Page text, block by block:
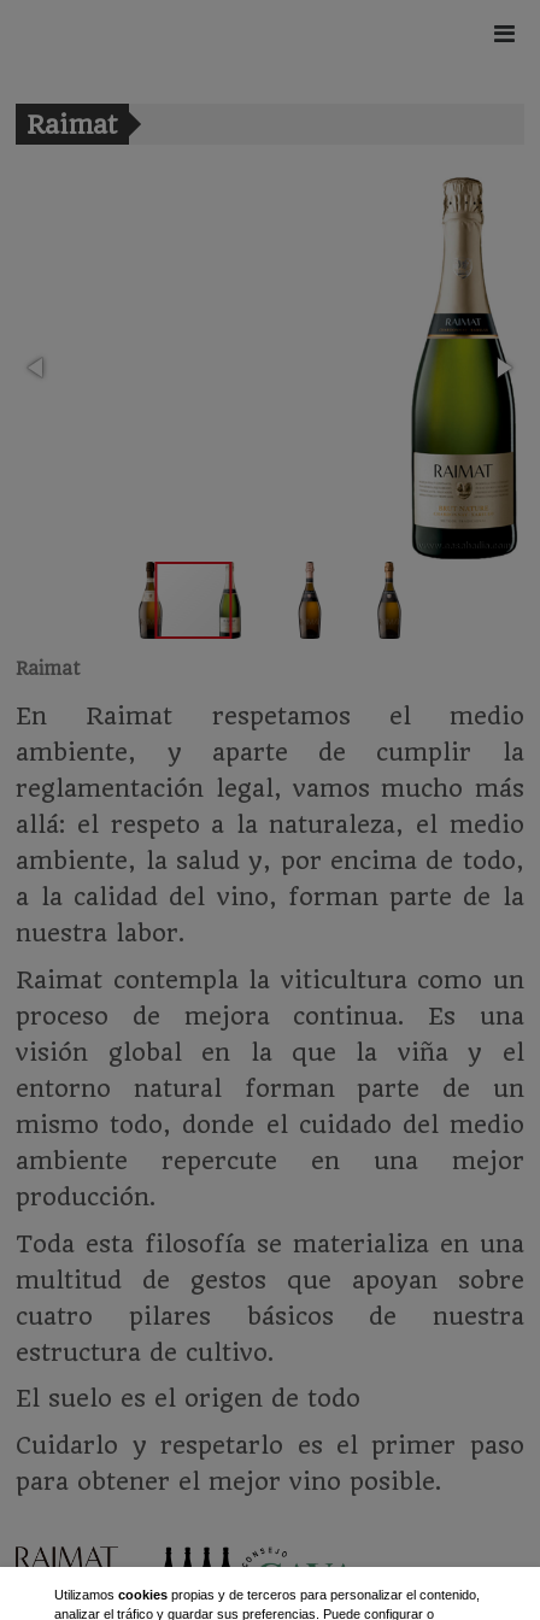
Raimat
Raimat
En Raimat respetamos el medio
ambiente, y aparte de cumplir la
reglamentación legal, vamos mucho más
allá: el respeto a la naturaleza, el medio
ambiente, la salud y, por encima de todo,
a la calidad del vino, forman parte de la
nuestra labor.
Raimat contempla la viticultura como un
proceso de mejora continua. Es una
visión global en la que la viña y el
entorno natural forman parte de un
mismo todo, donde el cuidado del medio
ambiente repercute en una mejor
producción.
Toda esta filosofía se materializa en una
multitud de gestos que apoyan sobre
cuatro pilares básicos de nuestra
estructura de cultivo.
El suelo es el origen de todo
Cuidarlo y respetarlo es el primer paso
para obtener el mejor vino posible.
Utilizamos cookiespropias y de terceros para personalizar el contenido,
analizar el tráfico y guardar sus preferencias. Puede configurar o